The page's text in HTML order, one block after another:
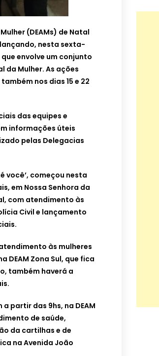
(DEAMs) de Natal
nesta sexta-
que envolve um conjunto
da Mulher. As ações
nos dias 15 e 22
das equipes e
informações úteis
pelas Delegacias
você’, começou nesta
em Nossa Senhora da
com atendimento às
Civil e lançamento
às mulheres
DEAM Zona Sul, que fica
também haverá a
partir das 9hs, na DEAM
de saúde,
da cartilhas e de
na Avenida João